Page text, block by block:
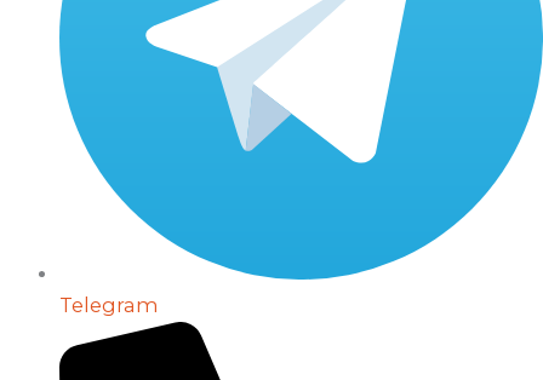
Telegram